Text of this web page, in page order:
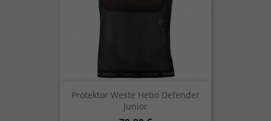
Protektor Weste Hebo Defender
Junior